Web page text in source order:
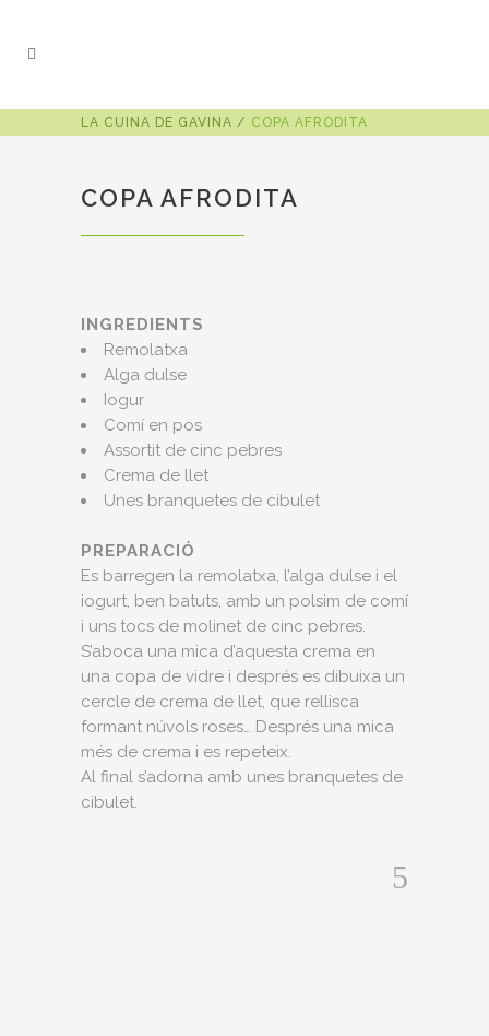
LA CUINA DE GAVINA / COPA AFRODITA
COPA AFRODITA
INGREDIENTS
Remolatxa
Alga dulse
Iogur
Comí en pos
Assortit de cinc pebres
Crema de llet
Unes branquetes de cibulet
PREPARACIÓ
Es barregen la remolatxa, l’alga dulse i el
iogurt, ben batuts, amb un polsim de comí
i uns tocs de molinet de cinc pebres.
S’aboca una mica d’aquesta crema en
una copa de vidre i després es dibuixa un
cercle de crema de llet, que rellisca
formant núvols roses… Després una mica
més de crema i es repeteix.
Al final s’adorna amb unes branquetes de
cibulet.